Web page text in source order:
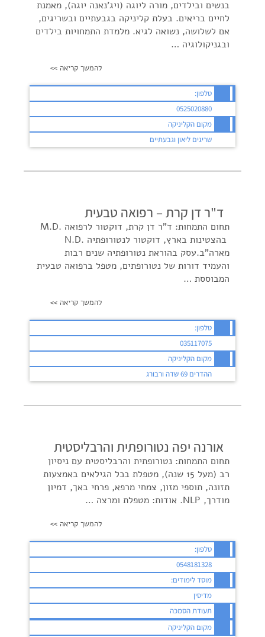
בנשים ובילדים, מורה ליוגה (ויג'נאנה יוגה), מאמנת
לחיים בריאים. בעלת קליניקה בגבעתיים ובשריגים,
אם לשלושה, נשואה לגיא. מלמדת התמחויות בילדים
ובגניקולוגיה …
להמשך קריאה >>
טלפון:
0525020880
מקום הקליניקה
שריגים ליאון וגבעתיים
ד"ר דן קרת – רפואה טבעית
תחום התמחות: ד"ר דן קרת, דוקטור לרפואה .M.D
בהצטינות בארץ, דוקטור לנטורופתיה .N.D
מארה"ב.עסק בהוראת נטורופתיה שנים רבות
והעמיד דורות של נטורופתים, מטפל ברפואה טבעית
המבוססת …
להמשך קריאה >>
טלפון:
035117075
מקום הקליניקה
ההדרים 69 שדה ורבורג
אורנה יפה נטורופתית והרבליסטית
תחום התמחות: נטורופתית והרבליסטית עם ניסיון
רב (מעל 15 שנה), מטפלת בכל הגילאים באמצעות
תזונה, תוספי מזון, צמחי מרפא, פרחי באך, דמיון
מודרך, NLP. אודות: מטפלת ומרצה …
להמשך קריאה >>
טלפון:
0548181328
מוסד לימודים:
מדיסין
תעודת הסמכה
מקום הקליניקה